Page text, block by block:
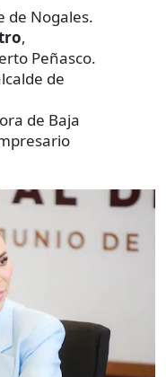
de Nogales.
,
Peñasco.
de
de Baja